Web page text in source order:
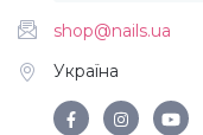
shop@nails.ua
Україна